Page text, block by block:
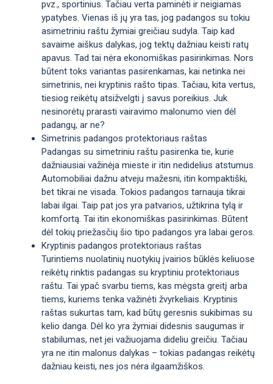
pvz., sportinius. Tačiau verta paminėti ir neigiamas
ypatybes. Vienas iš jų yra tas, jog padangos su tokiu
asimetriniu raštu žymiai greičiau sudyla. Taip kad
savaime aiškus dalykas, jog tektų dažniau keisti ratų
apavus. Tad tai nėra ekonomiškas pasirinkimas. Nors
būtent toks variantas pasirenkamas, kai netinka nei
simetrinis, nei kryptinis rašto tipas. Tačiau, kita vertus,
tiesiog reikėtų atsižvelgti į savus poreikius. Juk
nesinorėtų prarasti vairavimo malonumo vien dėl
padangų, ar ne?
Simetrinis padangos protektoriaus raštas
Padangas su simetriniu raštu pasirenka tie, kurie
dažniausiai važinėja mieste ir itin nedidelius atstumus.
Automobiliai dažnu atveju mažesni, itin kompaktiški,
bet tikrai ne visada. Tokios padangos tarnauja tikrai
labai ilgai. Taip pat jos yra patvarios, užtikrina tylą ir
komfortą. Tai itin ekonomiškas pasirinkimas. Būtent
dėl tokių priežasčių šio tipo padangos yra labai geros.
Kryptinis padangos protektoriaus raštas
Turintiems nuolatinių nuotykių įvairios būklės keliuose
reikėtų rinktis padangas su kryptiniu protektoriaus
raštu. Tai ypač svarbu tiems, kas mėgsta greitį arba
tiems, kuriems tenka važinėti žvyrkeliais. Kryptinis
raštas sukurtas tam, kad būtų geresnis sukibimas su
kelio danga. Dėl ko yra žymiai didesnis saugumas ir
stabilumas, net jei važiuojama dideliu greičiu. Tačiau
yra ne itin malonus dalykas – tokias padangas reikėtų
dažniau keisti, nes jos nėra ilgaamžiškos.